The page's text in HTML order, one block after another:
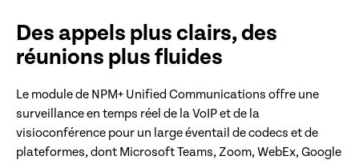
Des appels plus clairs, des
réunions plus fluides
Le module de NPM+ Unified Communications offre une
surveillance en temps réel de la VoIP et de la
visioconférence pour un large éventail de codecs et de
plateformes, dont Microsoft Teams, Zoom, WebEx, Google